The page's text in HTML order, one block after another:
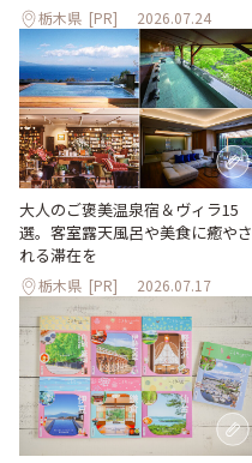
栃木県 [PR] 2026.07.24
大人のご褒美温泉宿＆ヴィラ15
選。客室露天風呂や美食に癒やさ
れる滞在を
栃木県 [PR] 2026.07.17